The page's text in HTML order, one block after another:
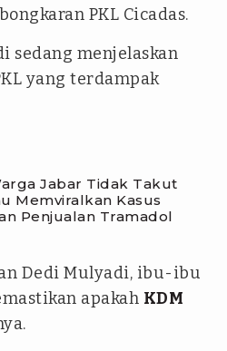
PKL Cicadas.
sedang menjelaskan
yang terdampak
Jabar Tidak Takut
Memviralkan Kasus
Penjualan Tramadol
Dedi Mulyadi, ibu-ibu
apakah KDM